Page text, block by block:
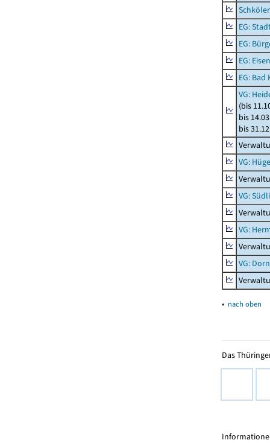
EG:
EG:
EG:
EG:
VG:
(bis
bis
bis
VG:
VG:
VG:
VG:
▴ nach oben
Das